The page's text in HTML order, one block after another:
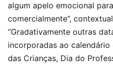
algum apelo emocional
comercialmente”,
“Gradativamente outras
incorporadas ao
das Crianças, Dia do